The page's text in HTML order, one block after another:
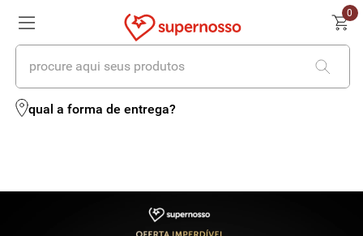
0
procure aqui seus produtos
qual a forma de entrega?
termos mais buscados